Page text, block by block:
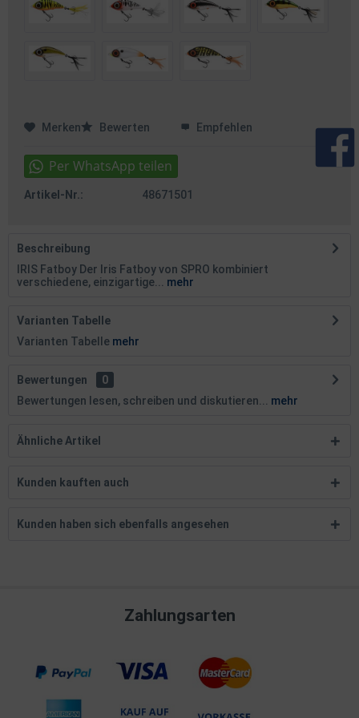
Merken Bewerten Empfehlen
Artikel-Nr.: 48671501
Beschreibung
IRIS Fatboy Der Iris Fatboy von SPRO kombiniert
verschiedene, einzigartige...
mehr
Varianten Tabelle
Varianten Tabelle mehr
Bewertungen
0
Bewertungen lesen, schreiben und diskutieren...
mehr
Ähnliche Artikel
Kunden kauften auch
Kunden haben sich ebenfalls angesehen
Zahlungsarten